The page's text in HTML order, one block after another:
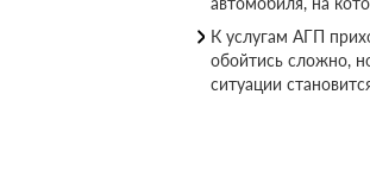
К услугам АГП
обойтись сложно,
ситуации